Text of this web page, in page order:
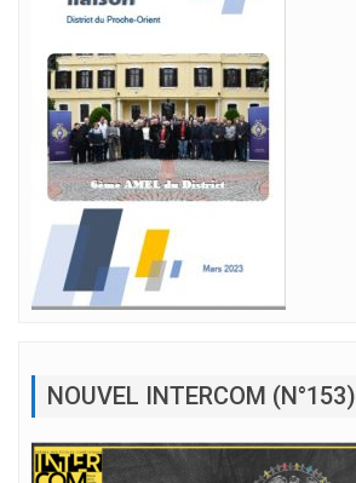
NOUVEL INTERCOM (N°153)